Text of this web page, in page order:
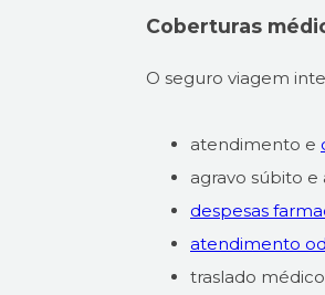
Coberturas
O seguro viagem
atendimento e
agravo súbito
despesas
atendimento
traslado